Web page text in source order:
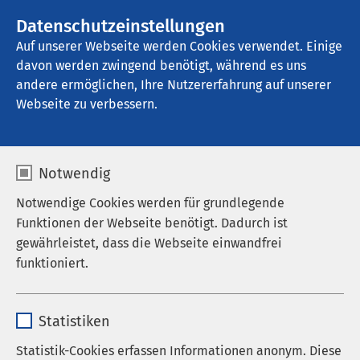
Datenschutzeinstellungen
Auf unserer Webseite werden Cookies verwendet. Einige
davon werden zwingend benötigt, während es uns
andere ermöglichen, Ihre Nutzererfahrung auf unserer
Webseite zu verbessern.
Notwendig
Notwendige Cookies werden für grundlegende
Funktionen der Webseite benötigt. Dadurch ist
gewährleistet, dass die Webseite einwandfrei
funktioniert.
Anbieter sgalinski
Statistiken
Statistik-Cookies erfassen Informationen anonym. Diese
AMEOS Reha Zentrum Oberhausen
Auf einen Blick
Über uns
Bewegungsapparates, des zentralen und
peripheren Nervensystems sowie des Herz-